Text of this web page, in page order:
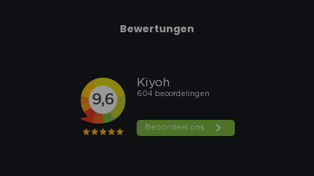
Bewertungen